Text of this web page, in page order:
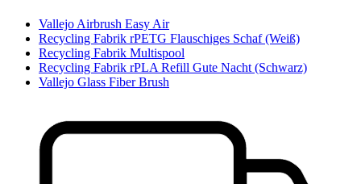
Vallejo Airbrush Easy Air
Recycling Fabrik rPETG Flauschiges Schaf (Weiß)
Recycling Fabrik Multispool
Recycling Fabrik rPLA Refill Gute Nacht (Schwarz)
Vallejo Glass Fiber Brush